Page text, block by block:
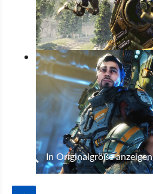
In Originalgröße anzeigen